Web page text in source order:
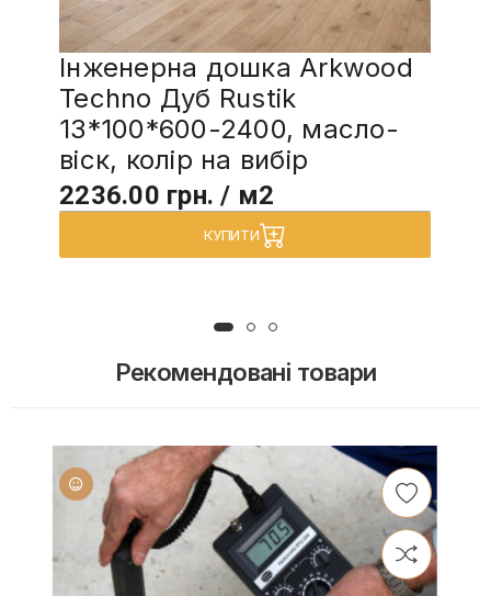
Інженерна дошка Arkwood
Techno Дуб Rustik
13*100*600-2400, масло-
віск, колір на вибір
2236.00 грн. / м2
КУПИТИ
Рекомендовані товари